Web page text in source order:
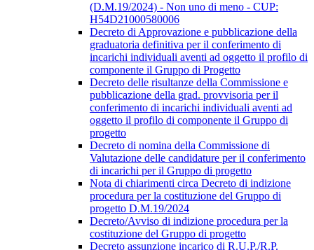
(D.M.19/2024) - Non uno di meno - CUP:
H54D21000580006
Decreto di Approvazione e pubblicazione della
graduatoria definitiva per il conferimento di
incarichi individuali aventi ad oggetto il profilo di
componente il Gruppo di Progetto
Decreto delle risultanze della Commissione e
pubblicazione della grad. provvisoria per il
conferimento di incarichi individuali aventi ad
oggetto il profilo di componente il Gruppo di
progetto
Decreto di nomina della Commissione di
Valutazione delle candidature per il conferimento
di incarichi per il Gruppo di progetto
Nota di chiarimenti circa Decreto di indizione
procedura per la costituzione del Gruppo di
progetto D.M.19/2024
Decreto/Avviso di indizione procedura per la
costituzione del Gruppo di progetto
Decreto assunzione incarico di R.U.P./R.P.